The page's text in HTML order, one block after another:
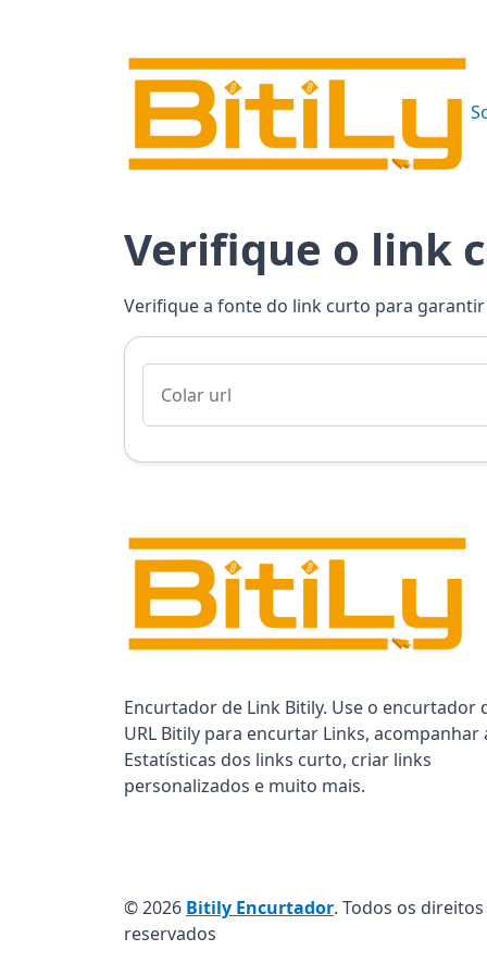
Verifique o link
Verifique a fonte do link curto para
Encurtador de Link Bitily. Use o encurtador
URL Bitily para encurtar Links, acompanhar
Estatísticas dos links curto, criar links
personalizados e muito mais.
© 2026 Bitily Encurtador. Todos os direitos
reservados